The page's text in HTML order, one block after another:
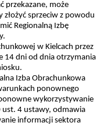
przekazane, może
sprzeciw z powodu
Regionalną Izbę
w Kielcach przez
14 dni od dnia otrzymania
Izba Obrachunkowa
ponownego
wykorzystywanie
4 ustawy, odmawia
informacji sektora